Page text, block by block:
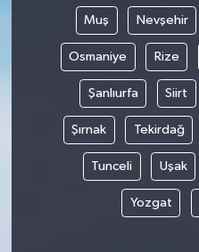
Muş Nevşehir
Osmaniye Rize
Şanlıurfa Siirt
Şırnak Tekirdağ
Tunceli Uşak
Yozgat